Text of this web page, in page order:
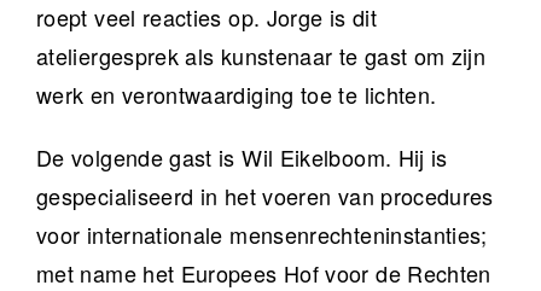
roept veel reacties op. Jorge is dit
ateliergesprek als kunstenaar te gast om zijn
werk en verontwaardiging toe te lichten.
De volgende gast is Wil Eikelboom. Hij is
gespecialiseerd in het voeren van procedures
voor internationale mensenrechteninstanties;
met name het Europees Hof voor de Rechten